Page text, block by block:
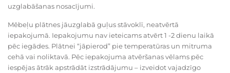
uzglabāšanas nosacījumi.
Mēbeļu plātnes jāuzglabā guļus stāvoklī, neatvērtā
iepakojumā. Iepakojumu nav ieteicams atvērt 1 -2 dienu laikā
pēc iegādes. Plātnei “jāpierod” pie temperatūras un mitruma
cehā vai noliktavā. Pēc iepakojuma atvēršanas vēlams pēc
iespējas ātrāk apstrādāt izstrādājumu – izveidot vajadzīgo